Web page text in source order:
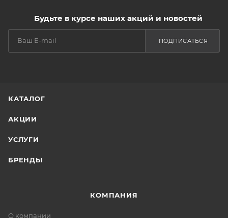
Будьте в курсе наших акций и новостей
ПОДПИСАТЬСЯ
КАТАЛОГ
АКЦИИ
УСЛУГИ
БРЕНДЫ
КОМПАНИЯ
О компании